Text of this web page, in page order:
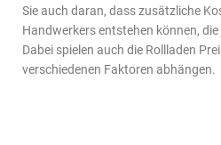
Sie auch daran, dass zusätzliche
Handwerkers entstehen können,
Dabei spielen auch die Rollladen
verschiedenen Faktoren abhängen.